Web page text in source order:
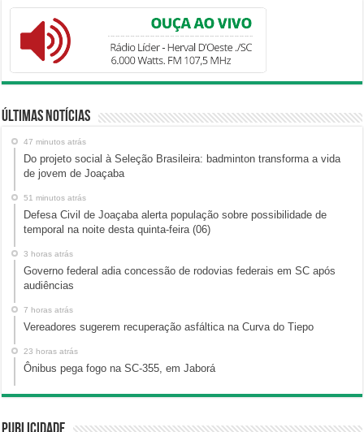
Últimas Notícias
47 minutos atrás
Do projeto social à Seleção Brasileira: badminton transforma a vida
de jovem de Joaçaba
51 minutos atrás
Defesa Civil de Joaçaba alerta população sobre possibilidade de
temporal na noite desta quinta-feira (06)
3 horas atrás
Governo federal adia concessão de rodovias federais em SC após
audiências
7 horas atrás
Vereadores sugerem recuperação asfáltica na Curva do Tiepo
23 horas atrás
Ônibus pega fogo na SC-355, em Jaborá